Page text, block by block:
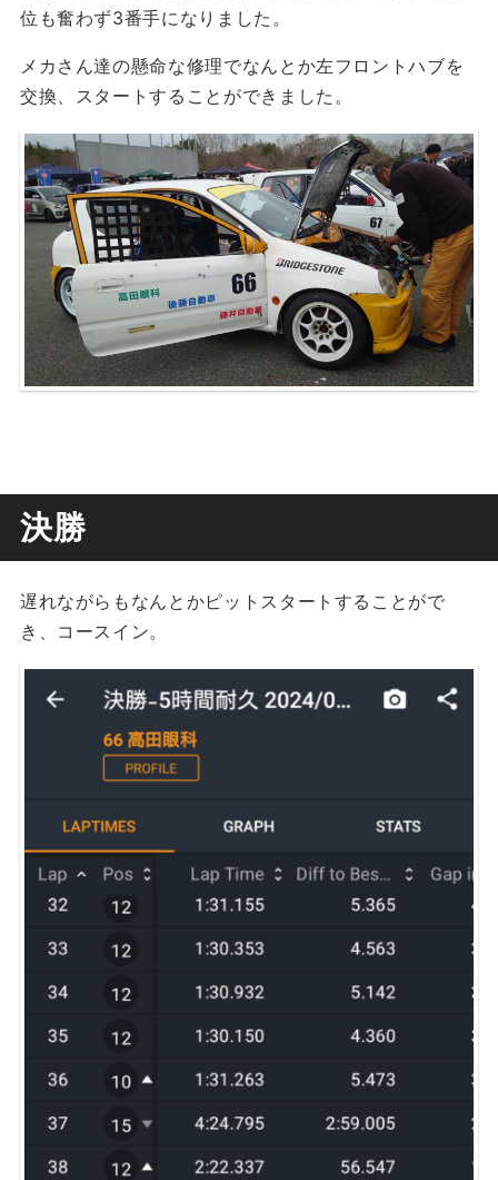
位も奮わず3番手になりました。
メカさん達の懸命な修理でなんとか左フロントハブを
交換、スタートすることができました。
決勝
遅れながらもなんとかピットスタートすることがで
き、コースイン。